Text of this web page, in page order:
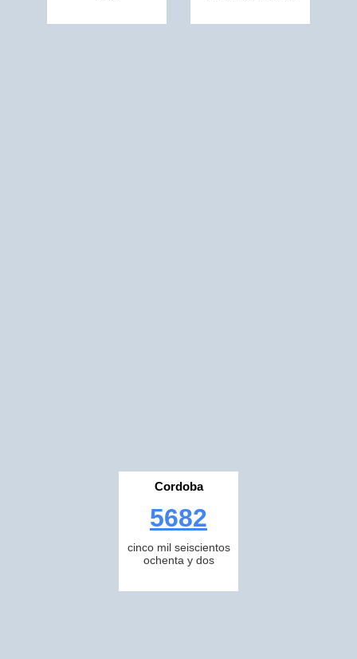
Cordoba
5682
cinco mil seiscientos
ochenta y dos